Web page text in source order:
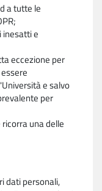
a tutte le
inesatti e
eccezione per
e salvo
per
una delle
dati personali,